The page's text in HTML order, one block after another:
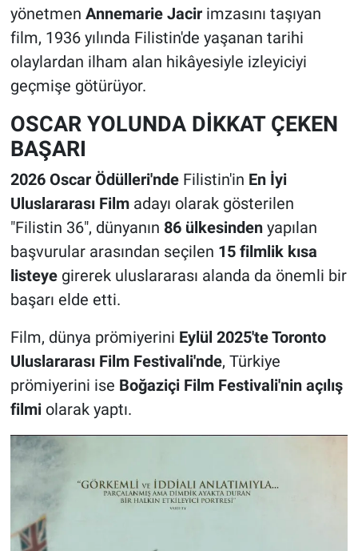
yönetmen Annemarie Jacirimzasını taşıyan
film, 1936 yılında Filistin'de yaşanan tarihi
olaylardan ilham alan hikâyesiyle izleyiciyi
geçmişe götürüyor.
OSCAR YOLUNDA DİKKAT ÇEKEN
BAŞARI
2026 Oscar Ödülleri'ndeFilistin'in En İyi
Uluslararası Filmadayı olarak gösterilen
"Filistin 36", dünyanın 86 ülkesindenyapılan
başvurular arasından seçilen 15 filmlik kısa
listeyegirerek uluslararası alanda da önemli bir
başarı elde etti.
Film, dünya prömiyerini Eylül 2025'te Toronto
Uluslararası Film Festivali'nde, Türkiye
prömiyerini ise Boğaziçi Film Festivali'nin açılış
filmiolarak yaptı.